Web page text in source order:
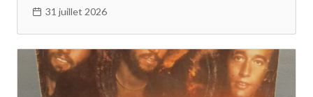
31 juillet 2026